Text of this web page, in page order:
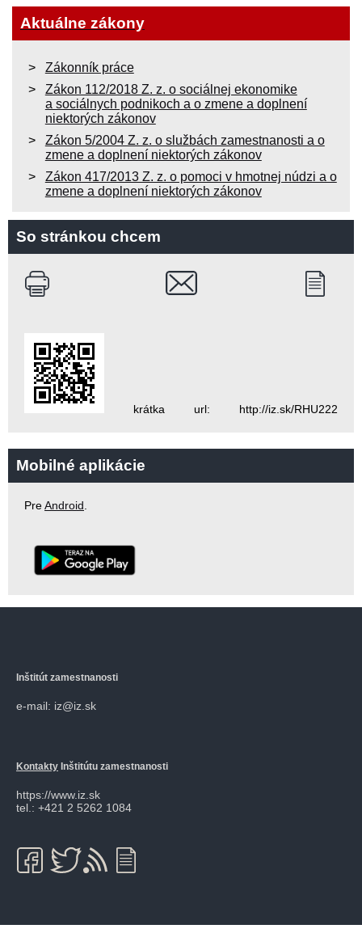
Aktuálne zákony
Zákonník práce
Zákon 112/2018 Z. z. o sociálnej ekonomike
a sociálnych podnikoch a o zmene a doplnení
niektorých zákonov
Zákon 5/2004 Z. z. o službách zamestnanosti a o
zmene a doplnení niektorých zákonov
Zákon 417/2013 Z. z. o pomoci v hmotnej núdzi a o
zmene a doplnení niektorých zákonov
So stránkou chcem
krátka url: http://iz.sk/RHU222
Mobilné aplikácie
PreAndroid.
Inštitút zamestnanosti
e-mail: iz@iz.sk
Kontakty Inštitútu zamestnanosti
https://www.iz.sk
tel.: +421 2 5262 1084